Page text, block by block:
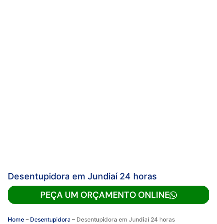
Desentupidora em Jundiaí 24 horas
PEÇA UM ORÇAMENTO ONLINE
Home – Desentupidora – Desentupidora em Jundiaí 24 horas